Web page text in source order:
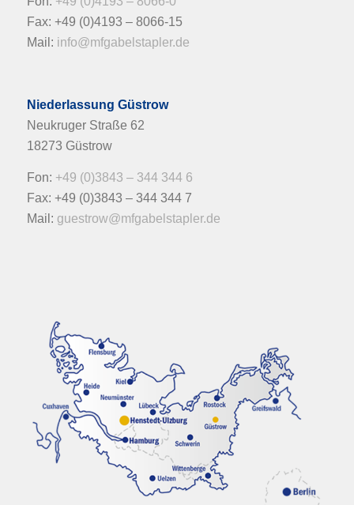
Fax: +49 (0)4193 – 8066-15
Mail: info@mfgabelstapler.de
Niederlassung Güstrow
Neukruger Straße 62
18273 Güstrow
Fon: +49 (0)3843 – 344 344 6
Fax: +49 (0)3843 – 344 344 7
Mail: guestrow@mfgabelstapler.de